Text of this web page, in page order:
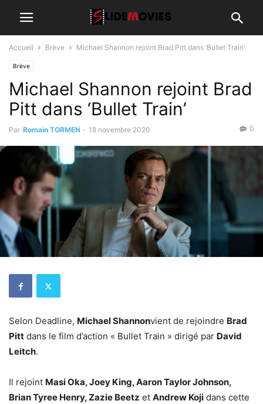
Accueil Brève Michael Shannon rejoint Brad Pitt dans ‘Bullet Train’
Brève
Michael Shannon rejoint Brad
Pitt dans ‘Bullet Train’
Par Romain TORMEN - 18 novembre 2020 0
Selon Deadline, Michael Shannonvient de rejoindre Brad
Pitt dans le film d’action « Bullet Train » dirigé par David
Leitch.
Il rejoint Masi Oka, Joey King, Aaron Taylor Johnson,
Brian Tyree Henry, Zazie Beetz et Andrew Koji dans cette